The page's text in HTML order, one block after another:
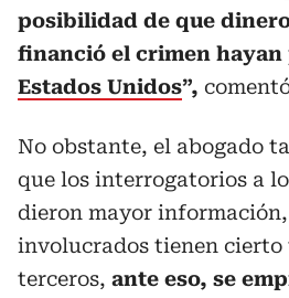
posibilidad de que
financió el crimen hayan
Estados Unidos”,
No obstante, el abogado
que los interrogatorios a
dieron mayor
involucrados tienen cierto
terceros, ante eso, se